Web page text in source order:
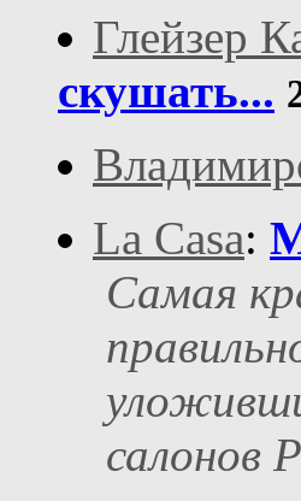
Глейзер
скушать...
La Casa:
Самая
салонов